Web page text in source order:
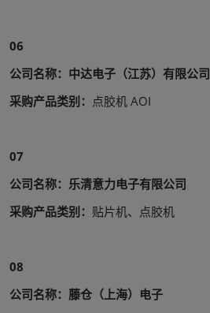
06
公司名称：中达电子（江苏）有限公司
采购产品类别： 点胶机 AOI
07
公司名称：乐清意力电子有限公司
采购产品类别： 贴片机、点胶机
08
公司名称：藤仓（上海）电子